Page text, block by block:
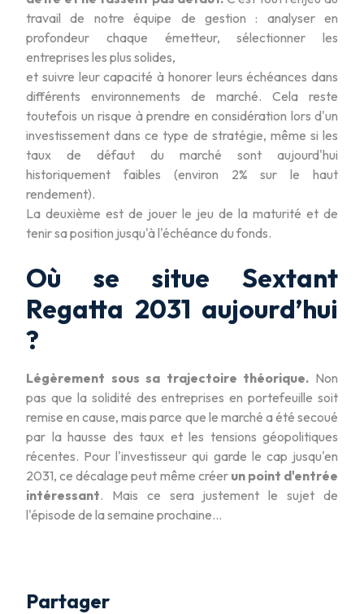
travail de notre équipe de gestion : analyser en
profondeur chaque émetteur, sélectionner les
entreprises les plus solides,
et suivre leur capacité à honorer leurs échéances dans
différents environnements de marché. Cela reste
toutefois un risque à prendre en considération lors d'un
investissement dans ce type de stratégie, même si les
taux de défaut du marché sont aujourd'hui
historiquement faibles (environ 2% sur le haut
rendement).
La deuxième est de jouer le jeu de la maturité et de
tenir sa position jusqu'à l'échéance du fonds.
Où se situe Sextant
Regatta 2031 aujourd’hui
?
Légèrement sous sa trajectoire théorique. Non
pas que la solidité des entreprises en portefeuille soit
remise en cause, mais parce que le marché a été secoué
par la hausse des taux et les tensions géopolitiques
récentes. Pour l'investisseur qui garde le cap jusqu'en
2031, ce décalage peut même créer un point d'entrée
intéressant. Mais ce sera justement le sujet de
l'épisode de la semaine prochaine…
Partager